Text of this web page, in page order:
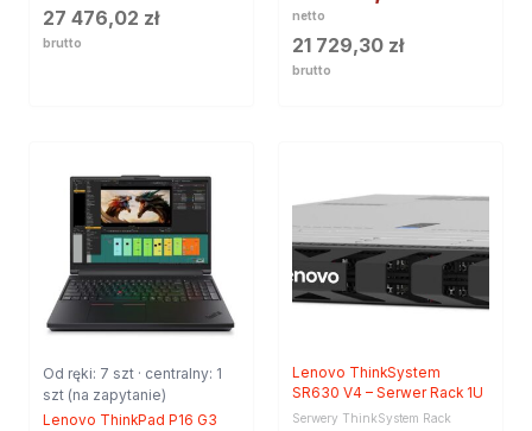
27 476,02 zł
brutto
netto
21 729,30 zł
brutto
Od ręki: 7 szt · centralny: 1
szt (na zapytanie)
Lenovo ThinkPad P16 G3
Lenovo ThinkSystem
SR630 V4 – Serwer Rack 1U
Serwery ThinkSystem Rack